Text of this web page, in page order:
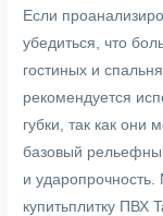
Если
убедиться, что
гостиных и
рекомендуется
губки, так как они
базовый
и
купитьплитку ПВХ